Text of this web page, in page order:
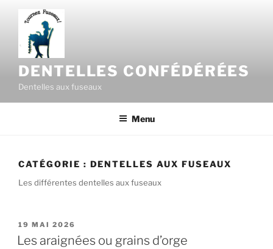
contenu
principal
DENTELLES CONFÉDÉRÉES
Dentelles aux fuseaux
Menu
CATÉGORIE : DENTELLES AUX FUSEAUX
Les différentes dentelles aux fuseaux
PUBLIÉ
LE
19 MAI 2026
Les araignées ou grains d’orge